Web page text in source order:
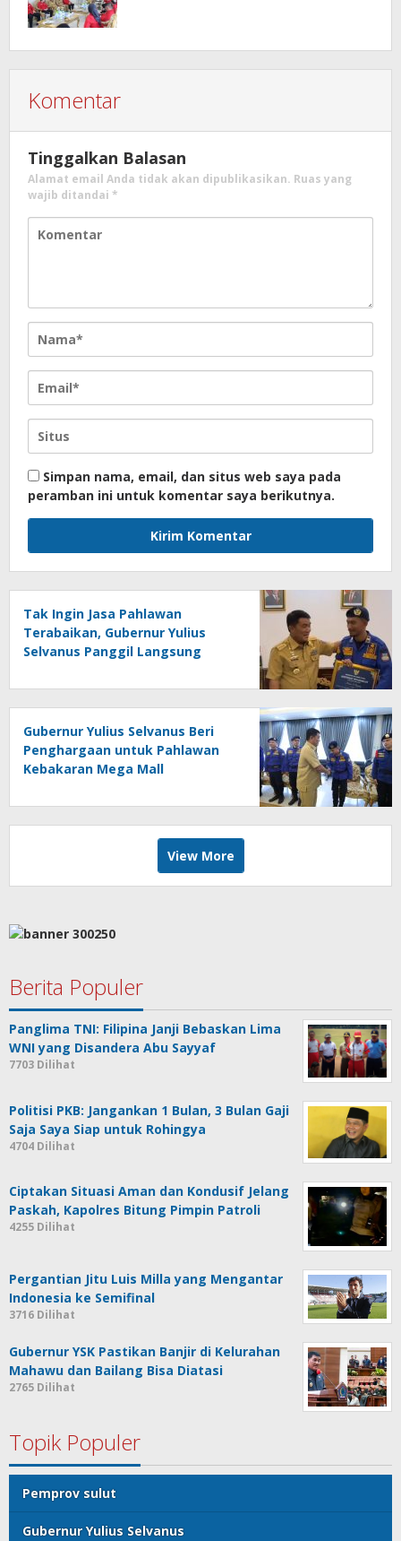
Komentar
Tinggalkan Balasan
Alamat email Anda tidak akan dipublikasikan. Ruas yang
wajib ditandai *
Simpan nama, email, dan situs web saya pada
peramban ini untuk komentar saya berikutnya.
Tak Ingin Jasa Pahlawan
Terabaikan, Gubernur Yulius
Selvanus Panggil Langsung
Gubernur Yulius Selvanus Beri
Penghargaan untuk Pahlawan
Kebakaran Mega Mall
View More
Berita Populer
Panglima TNI: Filipina Janji Bebaskan Lima
WNI yang Disandera Abu Sayyaf
7703 Dilihat
Politisi PKB: Jangankan 1 Bulan, 3 Bulan Gaji
Saja Saya Siap untuk Rohingya
4704 Dilihat
Ciptakan Situasi Aman dan Kondusif Jelang
Paskah, Kapolres Bitung Pimpin Patroli
4255 Dilihat
Pergantian Jitu Luis Milla yang Mengantar
Indonesia ke Semifinal
3716 Dilihat
Gubernur YSK Pastikan Banjir di Kelurahan
Mahawu dan Bailang Bisa Diatasi
2765 Dilihat
Topik Populer
Pemprov sulut
Gubernur Yulius Selvanus